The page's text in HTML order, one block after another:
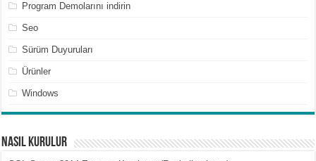
Program Demolarını indirin
Seo
Sürüm Duyuruları
Ürünler
Windows
Nasıl Kurulur